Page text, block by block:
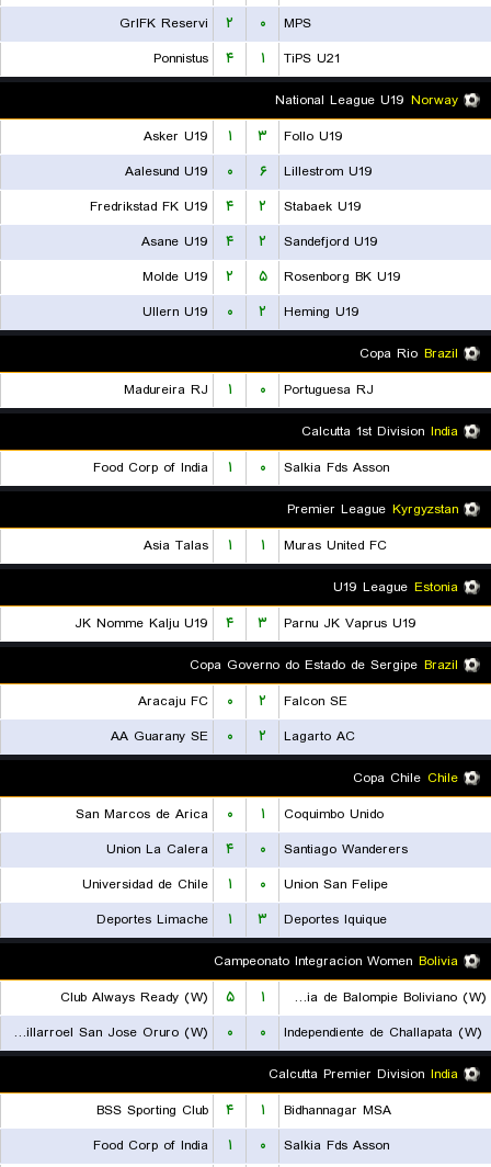
MPS
۰ ۲
GrIFK Reservi
TiPS U21
۱ ۴
Ponnistus
Norway
National League U19
Follo U19
۳ ۱
Asker U19
Lillestrom U19
۶ ۰
Aalesund U19
Stabaek U19
۲ ۴
Fredrikstad FK U19
Sandefjord U19
۲ ۴
Asane U19
Rosenborg BK U19
۵ ۲
Molde U19
Heming U19
۲ ۰
Ullern U19
Brazil
Copa Rio
Portuguesa RJ
۰ ۱
Madureira RJ
India
Calcutta 1st Division
Salkia Fds Asson
۰ ۱
Food Corp of India
Kyrgyzstan
Premier League
Muras United FC
۱ ۱
Asia Talas
Estonia
U19 League
Parnu JK Vaprus U19
۳ ۴
JK Nomme Kalju U19
Brazil
Copa Governo do Estado de Sergipe
Falcon SE
۲ ۰
Aracaju FC
Lagarto AC
۲ ۰
AA Guarany SE
Chile
Copa Chile
Coquimbo Unido
۱ ۰
San Marcos de Arica
Santiago Wanderers
۰ ۴
Union La Calera
Union San Felipe
۰ ۱
Universidad de Chile
Deportes Iquique
۳ ۱
Deportes Limache
Bolivia
Campeonato Integracion Women
Academia de Balompie Boliviano (W)
۱ ۵
Club Always Ready (W)
Independiente de Challapata (W)
۰ ۰
Gualberto Villarroel San Jose Oruro (W)
India
Calcutta Premier Division
Bidhannagar MSA
۱ ۴
BSS Sporting Club
Salkia Fds Asson
۰ ۱
Food Corp of India